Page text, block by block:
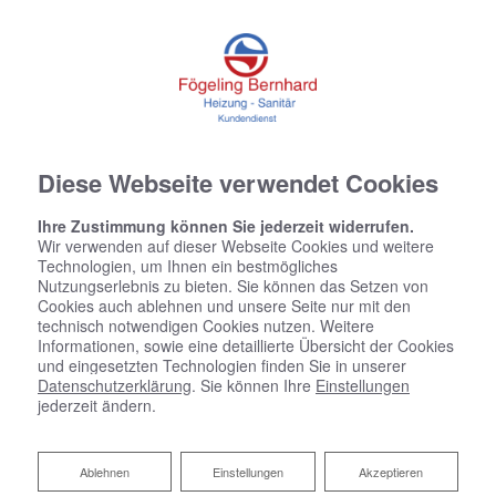
Bautrocknung vom Profi
Diese Webseite verwendet Cookies
Ihre Zustimmung können Sie jederzeit widerrufen.
Wir verwenden auf dieser Webseite Cookies und weitere
Technologien, um Ihnen ein bestmögliches
Nutzungserlebnis zu bieten. Sie können das Setzen von
Cookies auch ablehnen und unsere Seite nur mit den
technisch notwendigen Cookies nutzen. Weitere
Informationen, sowie eine detaillierte Übersicht der Cookies
und eingesetzten Technologien finden Sie in unserer
Datenschutzerklärung. Sie können Ihre Einstellungen
jederzeit ändern.
Akzeptieren
Einstellungen
Ablehnen
Ablehnen